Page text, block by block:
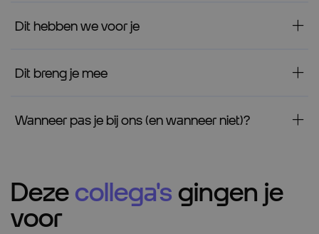
Dit hebben we voor je
Dit breng je mee
Wanneer pas je bij ons (en wanneer niet)?
Deze collega's gingen je
voor